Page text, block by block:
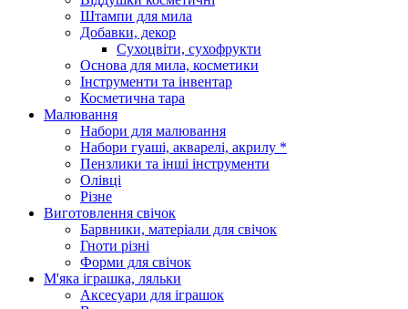
Штампи для мила
Добавки, декор
Сухоцвіти, сухофрукти
Основа для мила, косметики
Інструменти та інвентар
Косметична тара
Малювання
Набори для малювання
Набори гуаші, акварелі, акрилу *
Пензлики та інші інструменти
Олівці
Різне
Виготовлення свічок
Барвники, матеріали для свічок
Гноти різні
Форми для свічок
М'яка іграшка, ляльки
Аксесуари для іграшок